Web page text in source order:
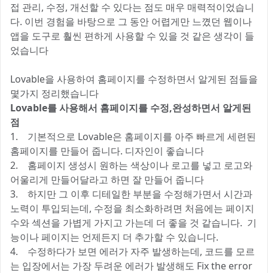
접 관리, 수정, 개선할 수 있다는 점도 매우 매력적이었습니
다. 이번 경험을 바탕으로 그 동안 어렵게만 느꼈던 웹이나
앱을 도구로 훨씬 편하게 사용할 수 있을 것 같은 생각이 들
었습니다
Lovable을 사용하여 홈페이지를 수정하면서 알게된 점들을
몇가지 정리했습니다
Lovable를 사용해서 홈페이지를 수정,완성하면서 알게된
점
1. 기본적으로 Lovable은 홈페이지를 아주 빠르게 세련된
홈페이지를 만들어 줍니다. 디자인이 좋습니다
2. 홈페이지 생성시 원하는 색상이나 로고를 넣고 로고와
어울리게 만들어달라고 하면 잘 만들어 줍니다
3. 하지만 그 이후 디테일한 부분을 수정해가면서 시간과
노력이 투입되는데, 수정을 최소화하려면 처음에는 페이지
수와 섹션을 가볍게 가지고 가는데 더 좋을 것 같습니다. 기
능이나 페이지는 언제든지 더 추가할 수 있습니다.
4. 수정하다가 보면 에러가 자주 발생하는데, 코드를 모르
는 입장에서는 가장 두려운 에러가 발생해도 Fix the error